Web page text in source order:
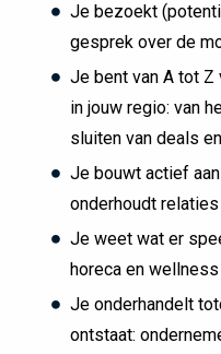
Je bezoekt
gesprek over de
Je bent van A tot
in jouw regio: van
sluiten van deals
Je bouwt actief
onderhoudt
Je weet wat er
horeca en
Je onderhandelt
ontstaat: